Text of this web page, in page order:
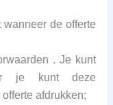
de offerte
. Je kunt
je kunt deze
afdrukken;